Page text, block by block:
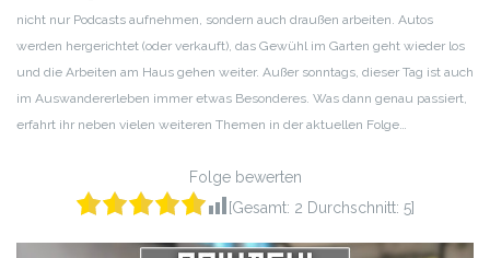
EMBED
nicht nur Podcasts aufnehmen, sondern auch draußen arbeiten. Autos
werden hergerichtet (oder verkauft), das Gewühl im Garten geht wieder los
und die Arbeiten am Haus gehen weiter. Außer sonntags, dieser Tag ist auch
im Auswandererleben immer etwas Besonderes. Was dann genau passiert,
erfahrt ihr neben vielen weiteren Themen in der aktuellen Folge…
Folge bewerten
[Gesamt: 2 Durchschnitt: 5]